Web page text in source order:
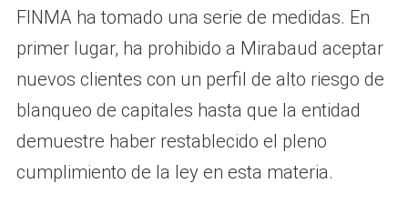
FINMA ha tomado una serie de medidas. En
primer lugar, ha prohibido a Mirabaud aceptar
nuevos clientes con un perfil de alto riesgo de
blanqueo de capitales hasta que la entidad
demuestre haber restablecido el pleno
cumplimiento de la ley en esta materia.